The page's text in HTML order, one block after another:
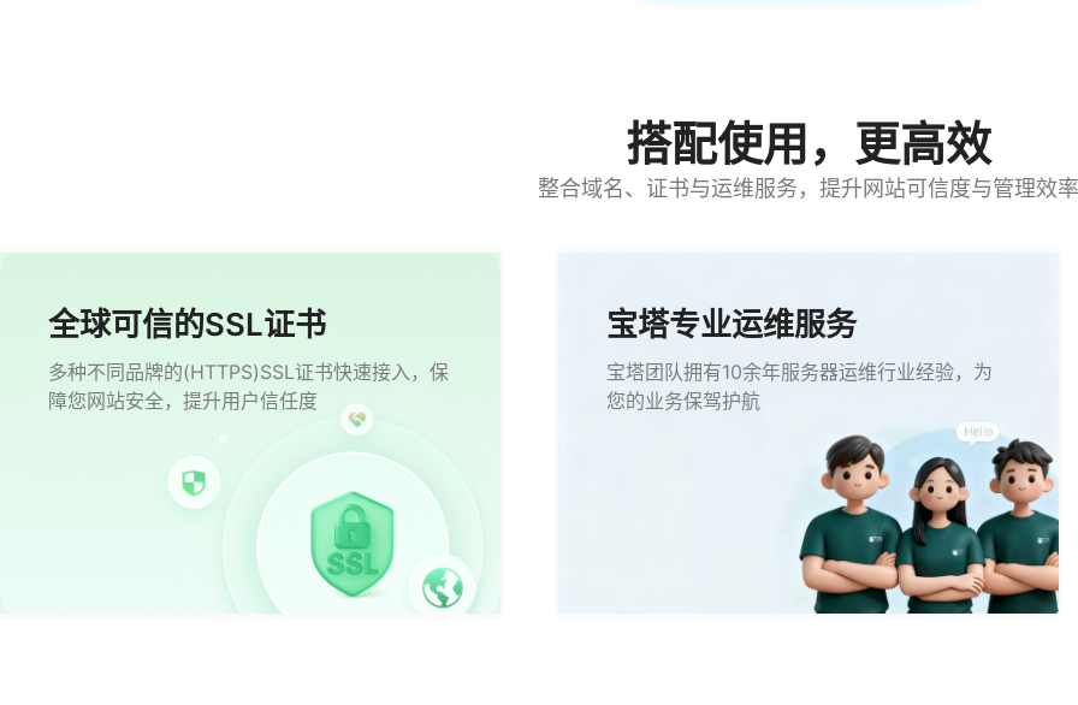
搭配使用，更高效
整合域名、证书与运维服务，提升网站可信度与管理效率
全球可信的SSL证书
多种不同品牌的(HTTPS)SSL证书快速接入，保
障您网站安全，提升用户信任度
宝塔专业运维服务
宝塔团队拥有10余年服务器运维行业经验，为
您的业务保驾护航